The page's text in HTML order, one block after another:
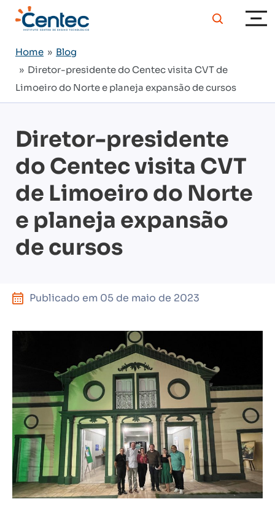
Home » Blog
» Diretor-presidente do Centec visita CVT de
Limoeiro do Norte e planeja expansão de cursos
Diretor-presidente
do Centec visita CVT
de Limoeiro do Norte
e planeja expansão
de cursos
Publicado em 05 de maio de 2023